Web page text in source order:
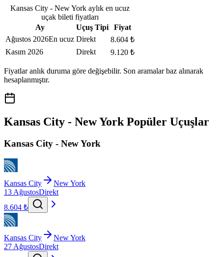
Kansas City - New York aylık en ucuz
uçak bileti fiyatları
Ay
Uçuş Tipi
Fiyat
Ağustos 2026En ucuz Direkt
8.604 ₺
Kasım 2026
Direkt 9.120 ₺
Fiyatlar anlık duruma göre değişebilir. Son aramalar baz alınarak
hesaplanmıştır.
Kansas City - New York Popüler Uçuşlar
Kansas City - New York
Kansas City
New York
13 AğustosDirekt
8.604 ₺
Kansas City
New York
27 AğustosDirekt